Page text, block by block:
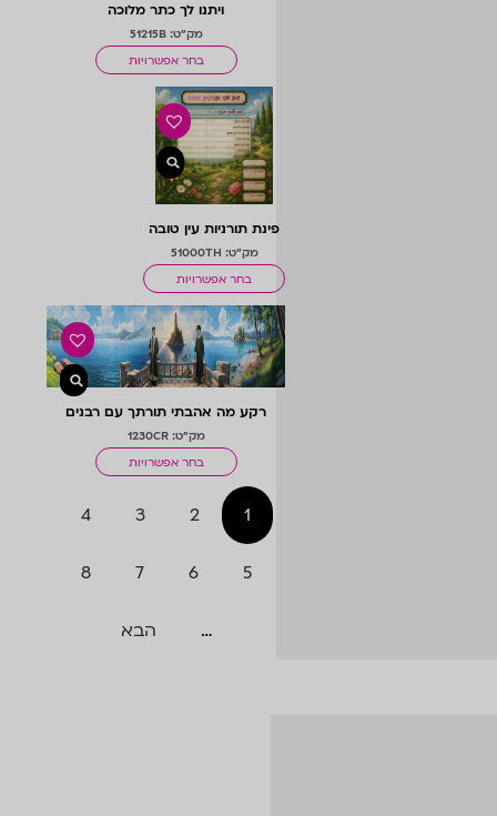
ויתנו לך כתר מלוכה
מק"ט: 51215B
בחר אפשרויות
פינת תורניות עין טובה
מחודשמק"ט: 51000TH
בחר אפשרויות
רקע מה אהבתי תורתך עם רבנים
במרפסת קטנה+מגדלור
מק"ט: 1230CR
בחר אפשרויות
1
2
3
4
5
6
7
8
… הבא